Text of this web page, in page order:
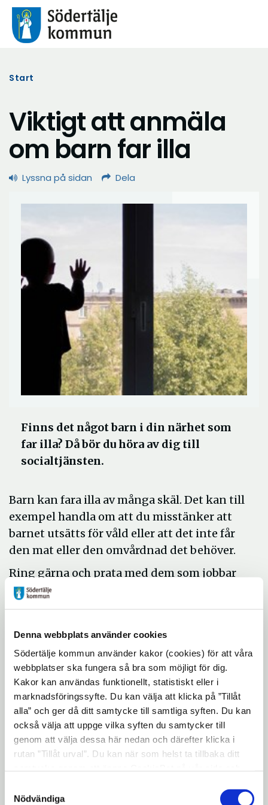
Denna webbplats använder cookies
Södertälje kommun använder kakor (cookies) för att våra
webbplatser ska fungera så bra som möjligt för dig.
Kakor kan användas funktionellt, statistiskt eller i
marknadsföringssyfte. Du kan välja att klicka på ”Tillåt
alla” och ger då ditt samtycke till samtliga syften. Du kan
också välja att uppge vilka syften du samtycker till
genom att välja dessa här nedan och därefter klicka i
rutan ”Tillåt urval”. Du kan när som helst ta tillbaka ditt
"Visa detaljer" kan du läsa om hur kakorna används och
Nödvändiga
Start
Viktigt att anmäla
om barn far illa
Lyssna på sidan Dela
Finns det något barn i din närhet som
far illa? Då bör du höra av dig till
socialtjänsten.
Barn kan fara illa av många skäl. Det kan till
exempel handla om att du misstänker att
barnet utsätts för våld eller att det inte får
den mat eller den omvårdnad det behöver.
Ring gärna och prata med dem som jobbar
på barn och ungdom inom socialtjänsten
om du tror att någon upp till 18 far illa. Du
08.
Om du vill kan du också göra en skriftlig
anmälan.
Victoria Larsson, resultatområdeschef barn
och ungdom, säger att många barn riskerar
att fara illa när sociala strukturer förändras
och viktiga samhällsfunktioner som
förskola och skola får ändrade
förutsättningar att bedriva sin verksamhet: